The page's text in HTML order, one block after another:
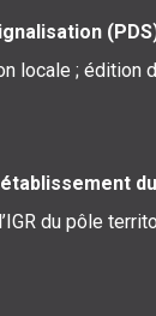
locale ; édition
du pôle